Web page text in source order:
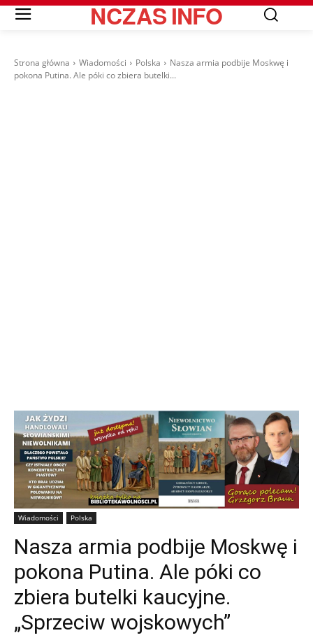
NCZASINFO
Strona główna Wiadomości Polska
Nasza armia podbije Moskwę i
pokona Putina. Ale póki co zbiera butelki...
Wiadomości Polska
Nasza armia podbije Moskwę i
pokona Putina. Ale póki co
zbiera butelki kaucyjne.
„Sprzeciw wojskowych”